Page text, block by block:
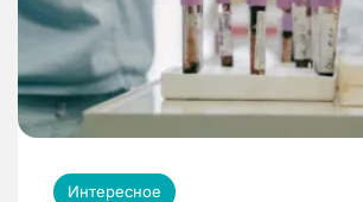
Интересное